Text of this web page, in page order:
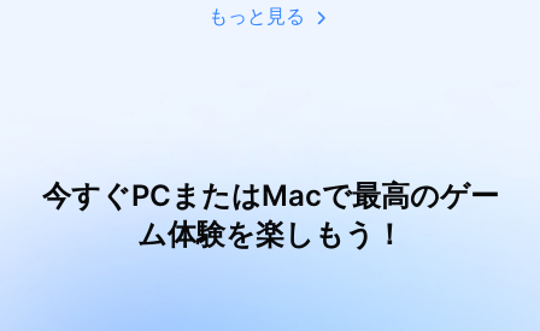
もっと見る
今すぐPCまたはMacで最高のゲー
ム体験を楽しもう！